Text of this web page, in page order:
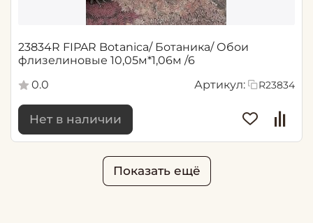
23834R FIPAR Botanica/ Ботаника/ Обои
флизелиновые 10,05м*1,06м /6
0.0
Артикул: R23834
Нет в наличии
Показать ещё